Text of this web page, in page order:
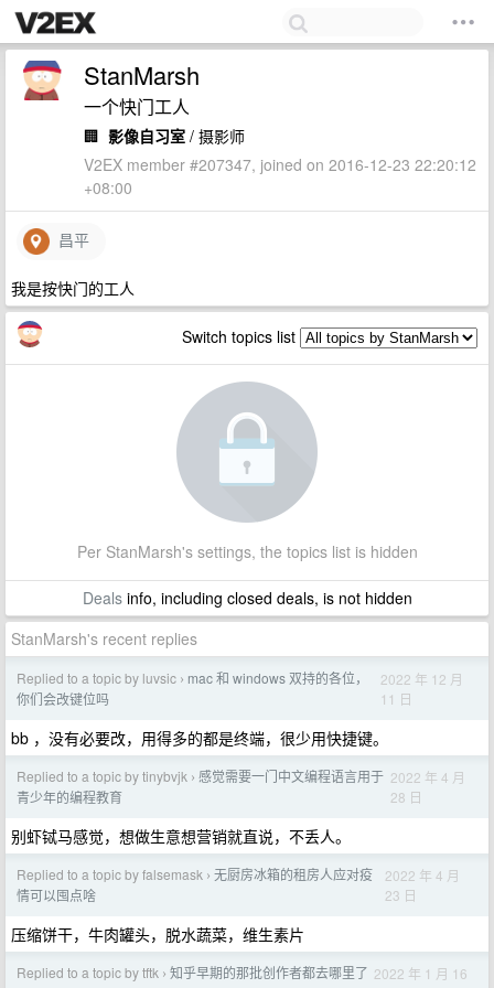
StanMarsh
一个快门工人
🏢 影像自习室 / 摄影师
V2EX member #207347, joined on 2016-12-23 22:20:12
+08:00
昌平
我是按快门的工人
Switch topics list
Per StanMarsh's settings, the topics list is hidden
Dealsinfo, including closed deals, is not hidden
StanMarsh's recent replies
Replied to a topic by luvsic › mac 和 windows 双持的各位，
你们会改键位吗
2022 年 12 月
11 日
bb ，没有必要改，用得多的都是终端，很少用快捷键。
Replied to a topic by tinybvjk › 感觉需要一门中文编程语言用于
青少年的编程教育
2022 年 4 月
28 日
别虾铽马感觉，想做生意想营销就直说，不丢人。
Replied to a topic by falsemask › 无厨房冰箱的租房人应对疫
情可以囤点啥
2022 年 4 月
23 日
压缩饼干，牛肉罐头，脱水蔬菜，维生素片
Replied to a topic by tftk › 知乎早期的那批创作者都去哪里了 2022 年 1 月 16